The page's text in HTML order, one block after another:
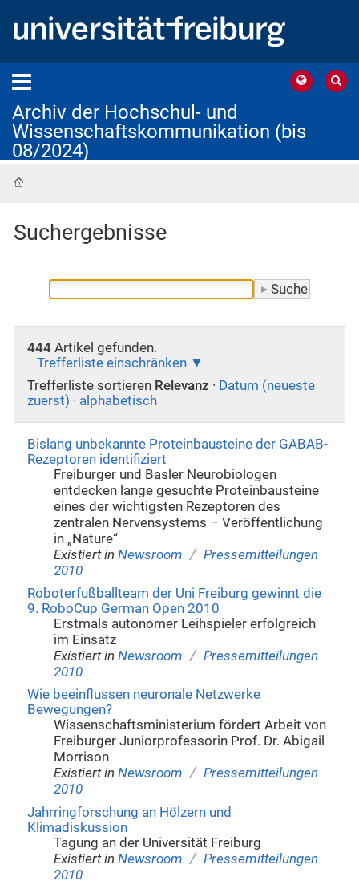
Archiv der Hochschul- und
Wissenschaftskommunikation (bis
08/2024)
Suchergebnisse
444Artikel gefunden.
Trefferliste einschränken
Trefferliste sortieren Relevanz · Datum (neueste
zuerst) · alphabetisch
Bislang unbekannte Proteinbausteine der GABAB-
Rezeptoren identifiziert
Freiburger und Basler Neurobiologen
entdecken lange gesuchte Proteinbausteine
eines der wichtigsten Rezeptoren des
zentralen Nervensystems – Veröffentlichung
in „Nature“
Existiert in Newsroom / Pressemitteilungen
2010
Roboterfußballteam der Uni Freiburg gewinnt die
9. RoboCup German Open 2010
Erstmals autonomer Leihspieler erfolgreich
im Einsatz
Existiert in Newsroom / Pressemitteilungen
2010
Wie beeinflussen neuronale Netzwerke
Bewegungen?
Wissenschaftsministerium fördert Arbeit von
Freiburger Juniorprofessorin Prof. Dr. Abigail
Morrison
Existiert in Newsroom / Pressemitteilungen
2010
Jahrringforschung an Hölzern und
Klimadiskussion
Tagung an der Universität Freiburg
Existiert in Newsroom / Pressemitteilungen
2010